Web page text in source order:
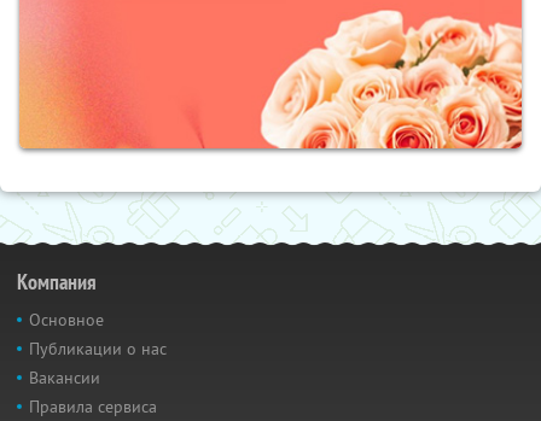
Компания
Основное
Публикации о нас
Вакансии
Правила сервиса